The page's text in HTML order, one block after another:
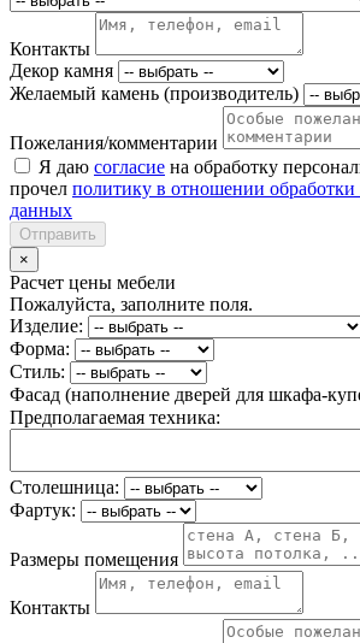
Контакты
Декор камня
Желаемый камень (производитель)
Пожелания/комментарии
Я даю согласие на обработку
прочел политику в отношении
данных
Отправить
×
Расчет цены мебели
Пожалуйста, заполните поля.
Изделие:
Форма:
Стиль:
Фасад (наполнение дверей для шкафа-
Предполагаемая техника:
Столешница:
Фартук:
Размеры помещения
Контакты